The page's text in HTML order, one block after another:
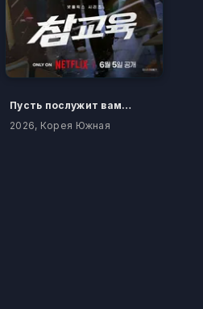
Пусть послужит вам уроком
2026, Корея Южная